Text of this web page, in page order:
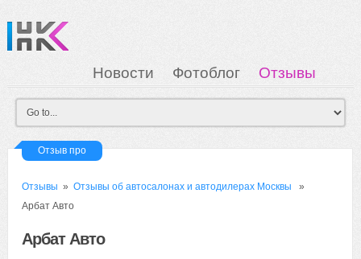
Новости Фотоблог
Отзывы
Загрузка
Мои Картинки Вход
Отзыв про
Отзывы »Отзывы об автосалонах и автодилерах Москвы »
Арбат Авто
Арбат Авто